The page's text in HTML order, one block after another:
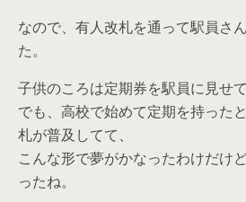
なので、有人改札を通って駅員さ
た。
子供のころは定期券を駅員に見せ
でも、高校で始めて定期を持った
札が普及してて、
こんな形で夢がかなったわけだけ
ったね。